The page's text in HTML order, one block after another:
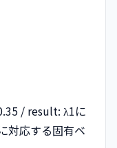
/ result: λ1に
対応する固有ベ